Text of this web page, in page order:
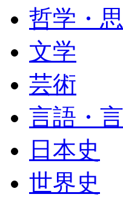
哲学・
文学
芸術
言語・
日本史
世界史